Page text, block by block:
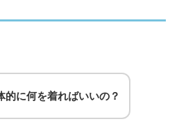
的に何を着ればいいの？